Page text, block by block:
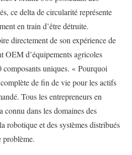
ce delta de circularité représente
en train d’être détruite.
directement de son expérience de
OEM d’équipements agricoles
uniques. « Pourquoi
de fin de vie pour les actifs
Tous les entrepreneurs en
connu dans les domaines des
robotique et des systèmes distribués
problème.